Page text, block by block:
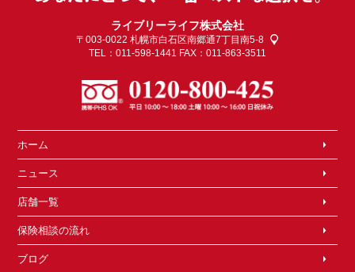
ライブリーライフ株式会社
〒003-0022 札幌市白石区南郷通7丁目南5-8
TEL：011-598-1441 FAX：011-863-3511
ホーム
ニュース
店舗一覧
保険相談の流れ
ブログ